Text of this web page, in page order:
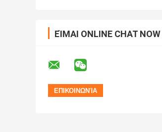
ΕΊΜΑΙ ONLINE CHAT NOW